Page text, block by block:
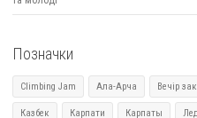
Позначки
Climbing Jam Ала-Арча Вечір
Казбек Карпати Карпаты